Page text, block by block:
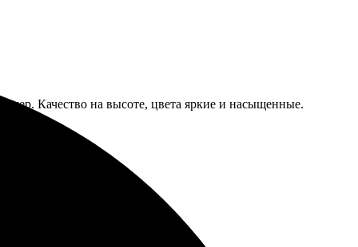
Качество на высоте, цвета яркие и насыщенные.